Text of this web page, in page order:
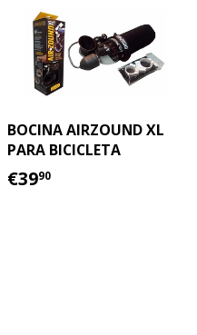
BOCINA AIRZOUND XL
PARA BICICLETA
PRECIO
€3990